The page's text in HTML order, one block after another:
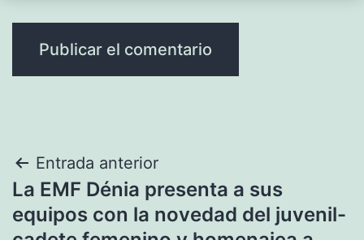
Navegación
de
Entrada anterior
La EMF Dénia presenta a sus
equipos con la novedad del juvenil-